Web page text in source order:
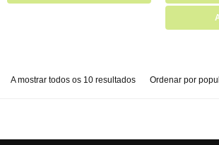
A mostrar todos os 10 resultados